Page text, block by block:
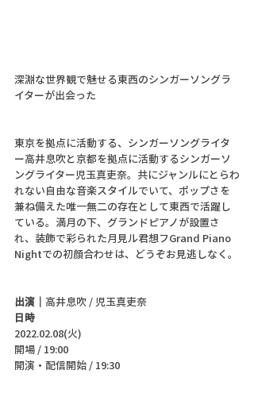
深淵な世界観で魅せる東西のシンガーソングラ
イターが出会った
東京を拠点に活動する、シンガーソングライタ
ー高井息吹と京都を拠点に活動するシンガーソ
ングライター児玉真吏奈。共にジャンルにとらわ
れない自由な音楽スタイルでいて、ポップさを
兼ね備えた唯一無二の存在として東西で活躍し
ている。満月の下、グランドピアノが設置さ
れ、装飾で彩られた月見ル君想フGrand Piano
Nightでの初顔合わせは、どうぞお見逃しなく。
出演｜ 高井息吹 / 児玉真吏奈
日時
2022.02.08(火)
開場 / 19:00
開演・配信開始 / 19:30